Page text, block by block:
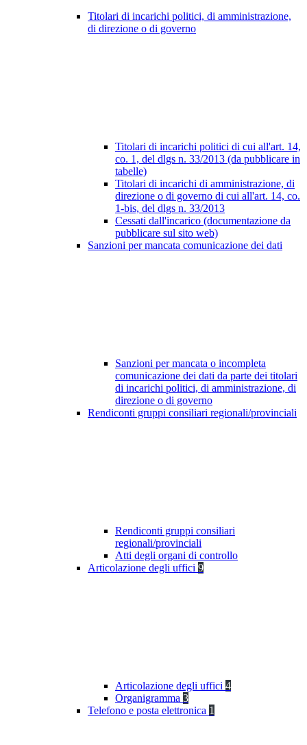
Titolari di incarichi politici, di amministrazione,
di direzione o di governo
Titolari di incarichi politici di cui all'art. 14,
co. 1, del dlgs n. 33/2013 (da pubblicare in
tabelle)
Titolari di incarichi di amministrazione, di
direzione o di governo di cui all'art. 14, co.
1-bis, del dlgs n. 33/2013
Cessati dall'incarico (documentazione da
pubblicare sul sito web)
Sanzioni per mancata comunicazione dei dati
Sanzioni per mancata o incompleta
comunicazione dei dati da parte dei titolari
di incarichi politici, di amministrazione, di
direzione o di governo
Rendiconti gruppi consiliari regionali/provinciali
Rendiconti gruppi consiliari
regionali/provinciali
Atti degli organi di controllo
Articolazione degli uffici 9
Articolazione degli uffici 4
Organigramma 3
Telefono e posta elettronica 1